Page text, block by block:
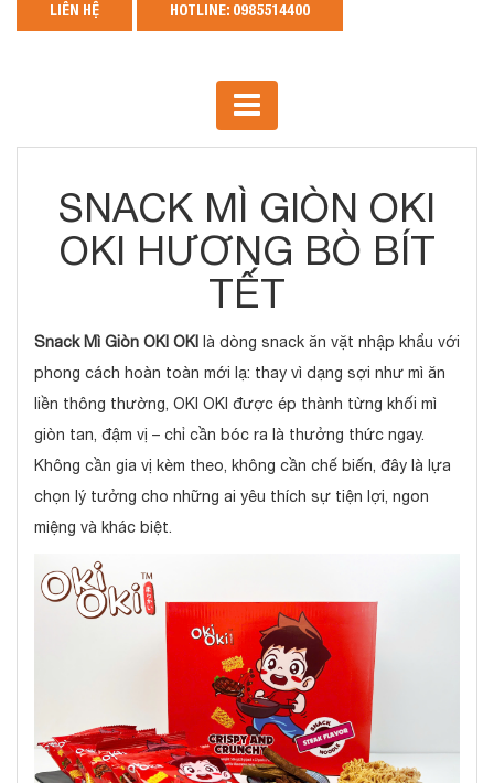
LIÊN HỆ HOTLINE: 0985514400
SNACK MÌ GIÒN OKI
OKI HƯƠNG BÒ BÍT
TẾT
Snack Mì Giòn OKI OKI
là dòng snack ăn vặt nhập khẩu với
phong cách hoàn toàn mới lạ: thay vì dạng sợi như mì ăn
liền thông thường, OKI OKI được ép thành từng khối mì
giòn tan, đậm vị – chỉ cần bóc ra là thưởng thức ngay.
Không cần gia vị kèm theo, không cần chế biến, đây là lựa
chọn lý tưởng cho những ai yêu thích sự tiện lợi, ngon
miệng và khác biệt.